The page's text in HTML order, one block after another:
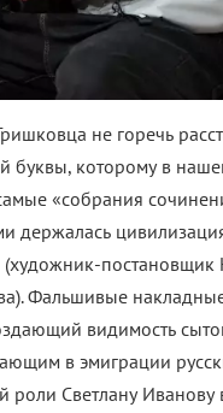
не горечь
буквы, которому в
«собрания
держалась
(художник-
Фальшивые
видимость
в эмиграции
Светлану